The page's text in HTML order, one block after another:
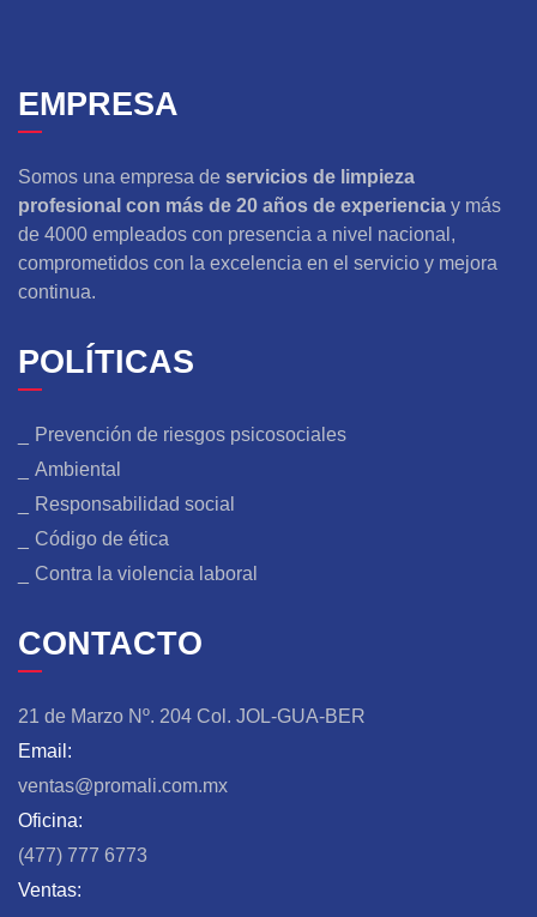
EMPRESA
Somos una empresa de servicios de limpieza
profesional con más de 20 años de experiencia y más
de 4000 empleados con presencia a nivel nacional,
comprometidos con la excelencia en el servicio y mejora
continua.
POLÍTICAS
Prevención de riesgos psicosociales
Ambiental
Responsabilidad social
Código de ética
Contra la violencia laboral
CONTACTO
21 de Marzo Nº. 204 Col. JOL-GUA-BER
Email:
ventas@promali.com.mx
Oficina:
(477) 777 6773
Ventas: